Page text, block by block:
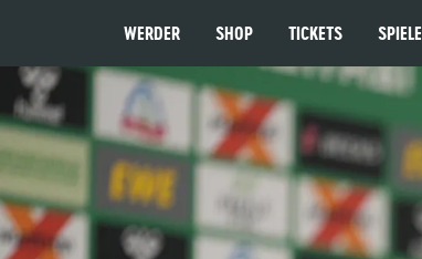
WERDER SHOP TICKETS SPIELE